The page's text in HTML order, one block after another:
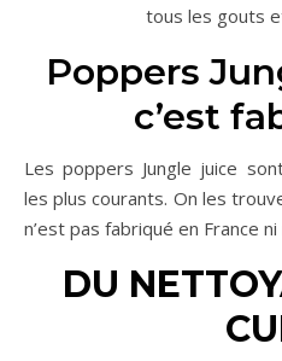
tous les gouts
Poppers
c’est
Les poppers Jungle juice
les plus courants. On les
n’est pas fabriqué en France
DU